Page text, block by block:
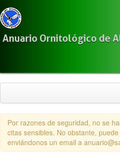
Anuario Ornitológico de
Citas
Especies
Por razones de seguridad, no se
citas sensibles. No obstante,
enviándonos un email a